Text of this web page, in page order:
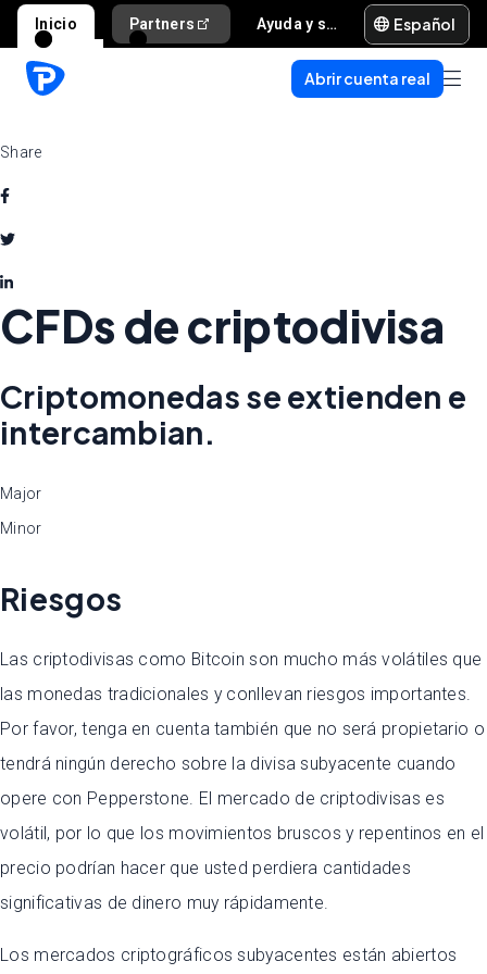
Inicio Partners Ayuda y soporte Español
Abrir cuenta real
Share
CFDs de criptodivisa
Criptomonedas se extienden e
intercambian.
Major
Minor
Riesgos
Las criptodivisas como Bitcoin son mucho más volátiles que
las monedas tradicionales y conllevan riesgos importantes.
Por favor, tenga en cuenta también que no será propietario o
tendrá ningún derecho sobre la divisa subyacente cuando
opere con Pepperstone. El mercado de criptodivisas es
volátil, por lo que los movimientos bruscos y repentinos en el
precio podrían hacer que usted perdiera cantidades
significativas de dinero muy rápidamente.
Los mercados criptográficos subyacentes están abiertos